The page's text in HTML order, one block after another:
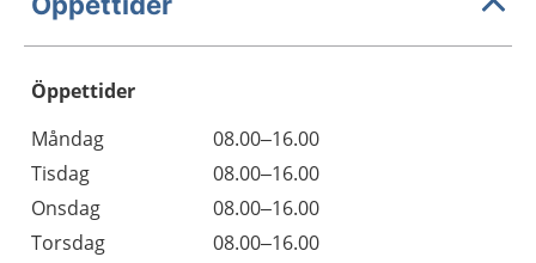
Öppettider
Dag
Öppettider
Kommentarer
Måndag
08.00–16.00
Tisdag
08.00–16.00
Onsdag
08.00–16.00
Torsdag
08.00–16.00